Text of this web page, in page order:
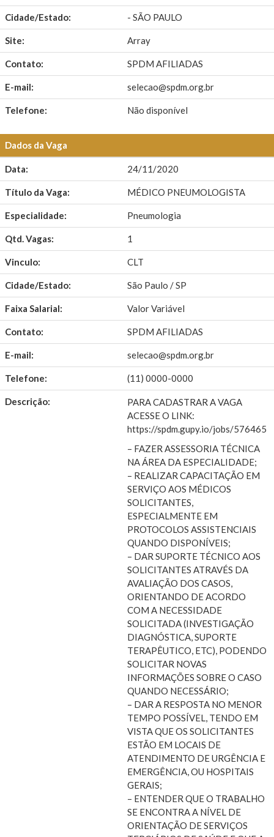
Cidade/Estado: - SÃO PAULO
Site: Array
Contato: SPDM AFILIADAS
E-mail: selecao@spdm.org.br
Telefone: Não disponível
Dados da Vaga
Data: 24/11/2020
Título da Vaga: MÉDICO PNEUMOLOGISTA
Especialidade: Pneumologia
Qtd. Vagas: 1
Vinculo: CLT
Cidade/Estado: São Paulo / SP
Faixa Salarial: Valor Variável
Contato: SPDM AFILIADAS
E-mail: selecao@spdm.org.br
Telefone: (11) 0000-0000
Descrição:
PARA CADASTRAR A VAGA
ACESSE O LINK:
https://spdm.gupy.io/jobs/576465
– FAZER ASSESSORIA TÉCNICA
NA ÁREA DA ESPECIALIDADE;
– REALIZAR CAPACITAÇÃO EM
SERVIÇO AOS MÉDICOS
SOLICITANTES,
ESPECIALMENTE EM
PROTOCOLOS ASSISTENCIAIS
QUANDO DISPONÍVEIS;
– DAR SUPORTE TÉCNICO AOS
SOLICITANTES ATRAVÉS DA
AVALIAÇÃO DOS CASOS,
ORIENTANDO DE ACORDO
COM A NECESSIDADE
SOLICITADA (INVESTIGAÇÃO
DIAGNÓSTICA, SUPORTE
TERAPÊUTICO, ETC), PODENDO
SOLICITAR NOVAS
INFORMAÇÕES SOBRE O CASO
QUANDO NECESSÁRIO;
– DAR A RESPOSTA NO MENOR
TEMPO POSSÍVEL, TENDO EM
VISTA QUE OS SOLICITANTES
ESTÃO EM LOCAIS DE
ATENDIMENTO DE URGÊNCIA E
EMERGÊNCIA, OU HOSPITAIS
GERAIS;
– ENTENDER QUE O TRABALHO
SE ENCONTRA A NÍVEL DE
ORIENTAÇÃO DE SERVIÇOS